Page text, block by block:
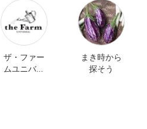
ザ・ファー
ムユニバー
まき時から
探そう